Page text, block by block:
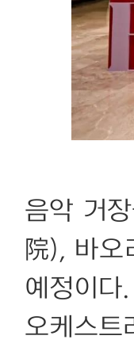
음악 거
院), 바오
예정이
오케스